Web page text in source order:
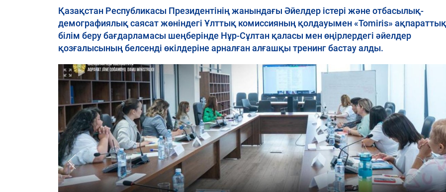
Қазақстан Республикасы Президентінің жанындағы Әйелдер істері және отбасылық-
демографиялық саясат жөніндегі Ұлттық комиссияның қолдауымен «Tomiris»
білім беру бағдарламасы шеңберінде Нұр-Сұлтан қаласы мен өңірлердегі әйелдер
қозғалысының белсенді өкілдеріне арналған алғашқы тренинг бастау алды.